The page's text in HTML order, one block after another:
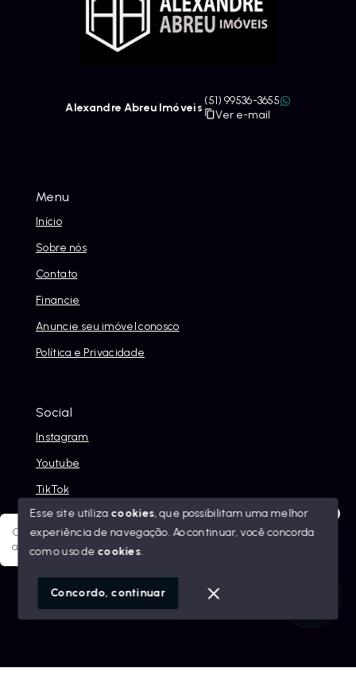
Olá! Sua jornada ao novo imóvel começa aqui. Como posso
ajudar?
Menu
Início
Sobre nós
Contato
Financie
Anuncie seu imóvel conosco
Política e Privacidade
Social
Instagram
Youtube
TikTok
© Copyright 2026 - Alexandre Abreu Imóveis - Todos os
SITE PARA IMOBILIARIA
Alexandre Abreu Imóveis
(51) 99536-3655
Ver e-mail
Esse site utiliza cookies, que possibilitam uma melhor
experiência de navegação.Ao continuar, você concorda
com o uso de cookies.
Concordo, continuar